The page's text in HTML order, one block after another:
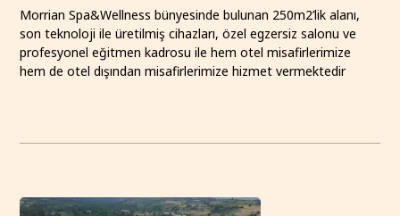
Morrian Spa&Wellness bünyesinde bulunan 250m2’lik alanı,
son teknoloji ile üretilmiş cihazları, özel egzersiz salonu ve
profesyonel eğitmen kadrosu ile hem otel misafirlerimize
hem de otel dışından misafirlerimize hizmet vermektedir